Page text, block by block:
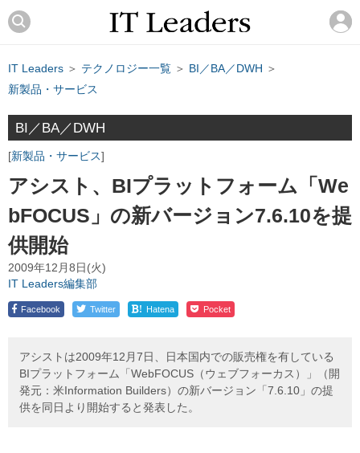
IT Leaders ＞ テクノロジー一覧 ＞ BI／BA／DWH ＞
新製品・サービス
BI／BA／DWH
新製品・サービス
アシスト、BIプラットフォーム「We
bFOCUS」の新バージョン7.6.10を提
供開始
2009年12月8日(火)
IT Leaders編集部
Facebook Twitter ! Hatena Pocket
アシストは2009年12月7日、日本国内での販売権を有している
BIプラットフォーム「WebFOCUS（ウェブフォーカス）」（開
発元：米Information Builders）の新バージョン「7.6.10」の提
供を同日より開始すると発表した。